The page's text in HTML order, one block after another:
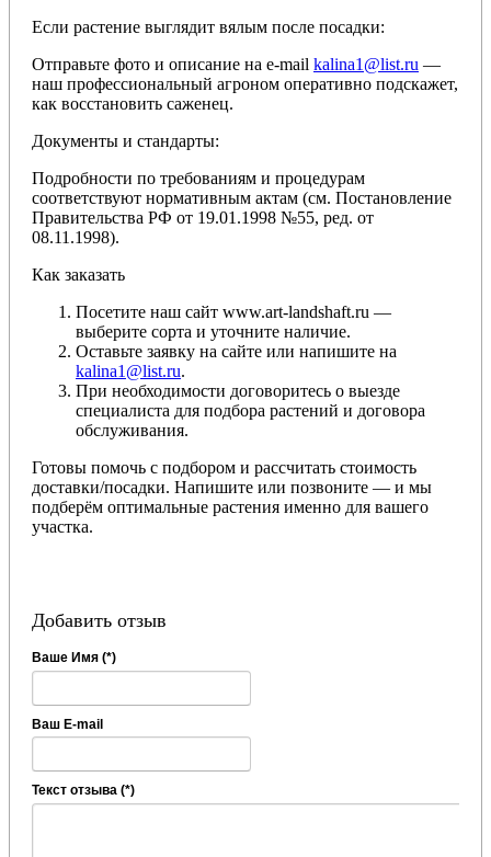
Если растение выглядит вялым после посадки:
Отправьте фото и описание на e-mail kalina1@list.ru —
наш профессиональный агроном оперативно подскажет,
как восстановить саженец.
Документы и стандарты:
Подробности по требованиям и процедурам
соответствуют нормативным актам (см. Постановление
Правительства РФ от 19.01.1998 №55, ред. от
08.11.1998).
Как заказать
Посетите наш сайт www.art-landshaft.ru —
выберите сорта и уточните наличие.
Оставьте заявку на сайте или напишите на
kalina1@list.ru.
При необходимости договоритесь о выезде
специалиста для подбора растений и договора
обслуживания.
Готовы помочь с подбором и рассчитать стоимость
доставки/посадки. Напишите или позвоните — и мы
подберём оптимальные растения именно для вашего
участка.
Добавить отзыв
Ваше Имя (*)
Ваш E-mail
Текст отзыва (*)